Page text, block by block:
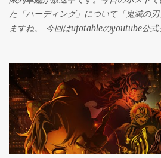
た「ハーディング」について「鬼滅の
ますね。 今回はufotableのyoutube公式
な映像になるのですが、宜しければ御
ディング」 に関する過去のテキストを
な視聴体制を確保する為に、どんな番
像を必ずパカチェッカーという検出装
います。その 機械で自動的にガイドラ
が検知されると、フレームをダブらせ